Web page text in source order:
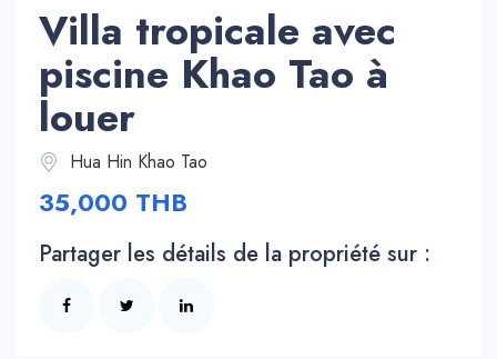
Villa tropicale avec
piscine Khao Tao à
louer
Hua Hin Khao Tao
35,000 THB
Partager les détails de la propriété sur :